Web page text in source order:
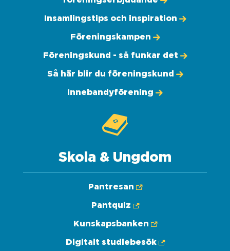
Insamlingstips och inspiration
Föreningskampen
Föreningskund - så funkar det
Så här blir du föreningskund
Innebandyförening
Skola & Ungdom
Pantresan
Pantquiz
Kunskapsbanken
Digitalt studiebesök